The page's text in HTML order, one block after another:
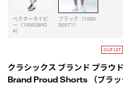
ベクターネイビ
ー（10002842
4）
ブラック（1000
30571）
クラシックス ブランド プラ
Brand Proud Shorts （ブラッ